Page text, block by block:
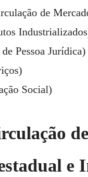
de
Pessoa Jurídica)
Social)
e